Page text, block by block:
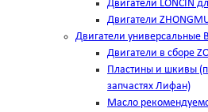
Двигатели LONCIN
Двигатели
Двигатели универсальные
Двигатели в сборе
Пластины и шкивы
запчастях Лифан)
Масло